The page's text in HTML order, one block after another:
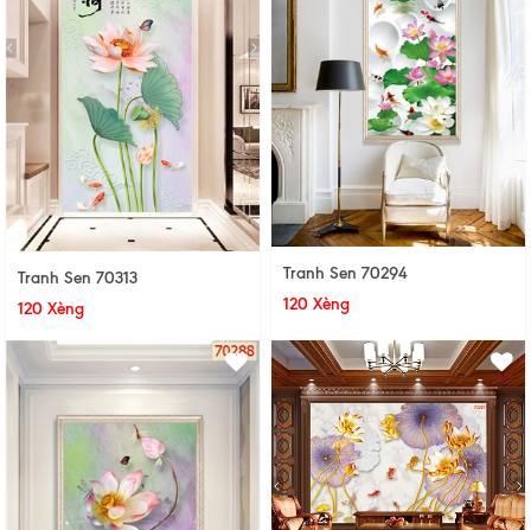
Tranh Sen 70313
120 Xèng
Tranh Sen 70294
120 Xèng